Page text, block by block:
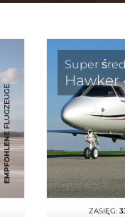
Super
Hawker
ZASIĘG: